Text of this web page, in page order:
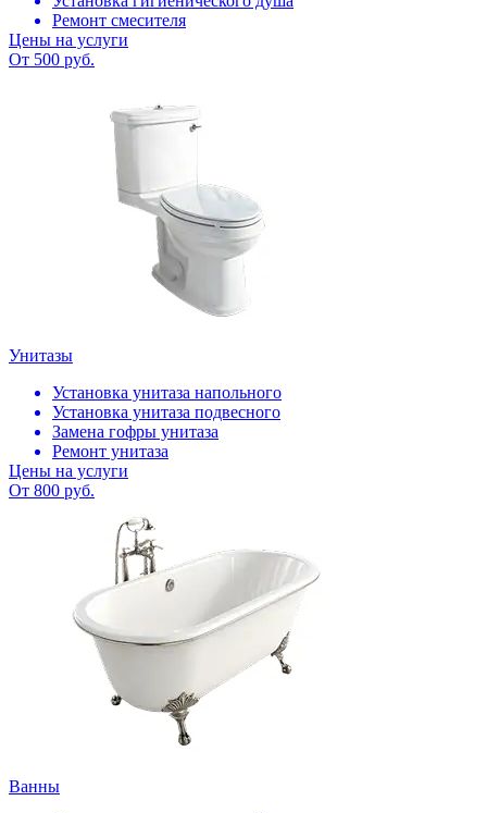
Ремонт смесителя
Цены на услуги
От 500 руб.
Унитазы
Установка унитаза напольного
Установка унитаза подвесного
Замена гофры унитаза
Ремонт унитаза
Цены на услуги
От 800 руб.
Ванны